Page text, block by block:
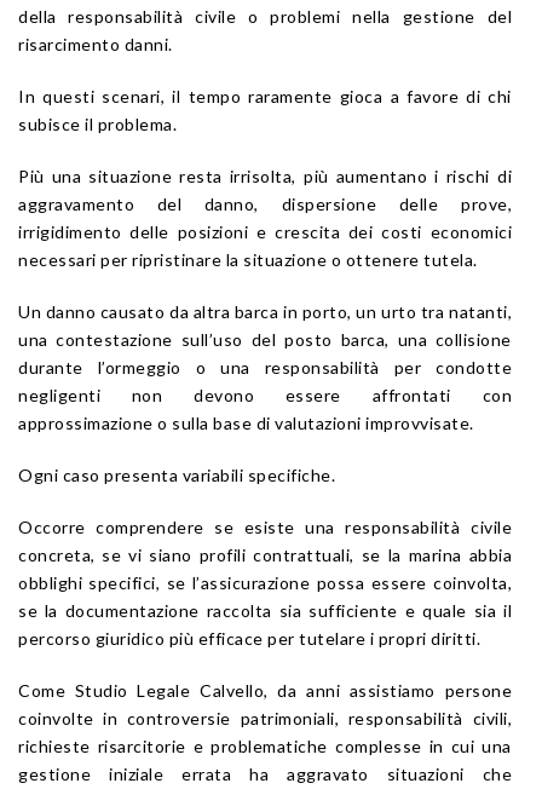
della responsabilità civile o problemi nella gestione del
risarcimento danni.
In questi scenari, il tempo raramente gioca a favore di chi
subisce il problema.
Più una situazione resta irrisolta, più aumentano i rischi di
aggravamento del danno, dispersione delle prove,
irrigidimento delle posizioni e crescita dei costi economici
necessari per ripristinare la situazione o ottenere tutela.
Un danno causato da altra barca in porto, un urto tra natanti,
una contestazione sull’uso del posto barca, una collisione
durante l’ormeggio o una responsabilità per condotte
negligenti non devono essere affrontati con
approssimazione o sulla base di valutazioni improvvisate.
Ogni caso presenta variabili specifiche.
Occorre comprendere se esiste una responsabilità civile
concreta, se vi siano profili contrattuali, se la marina abbia
obblighi specifici, se l’assicurazione possa essere coinvolta,
se la documentazione raccolta sia sufficiente e quale sia il
percorso giuridico più efficace per tutelare i propri diritti.
Come Studio Legale Calvello, da anni assistiamo persone
coinvolte in controversie patrimoniali, responsabilità civili,
richieste risarcitorie e problematiche complesse in cui una
gestione iniziale errata ha aggravato situazioni che